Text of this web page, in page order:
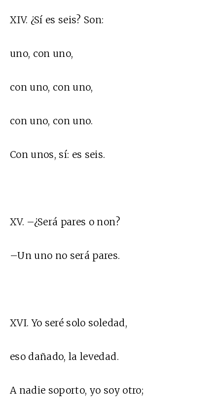
XIV. ¿Sí es seis? Son:
uno, con uno,
con uno, con uno,
con uno, con uno.
Con unos, sí: es seis.
XV. –¿Será pares o non?
–Un uno no será pares.
XVI. Yo seré solo soledad,
eso dañado, la levedad.
A nadie soporto, yo soy otro;